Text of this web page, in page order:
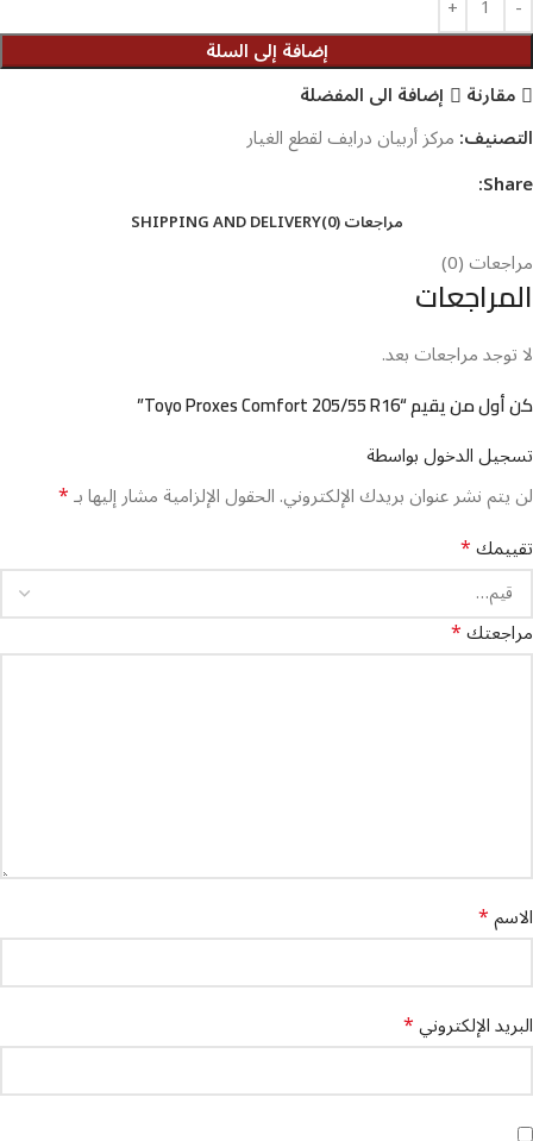
إضافة إلى السلة
مقارنة
إضافة الى المفضلة
التصنيف:مركز أربيان درايف لقطع الغيار
Share:
مراجعات (0) SHIPPING AND DELIVERY
مراجعات (0)
المراجعات
لا توجد مراجعات بعد.
كن أول من يقيم “Toyo Proxes Comfort 205/55 R16”
تسجيل الدخول بواسطة
لن يتم نشر عنوان بريدك الإلكتروني.الحقول الإلزامية مشار إليها بـ*
تقييمك*
مراجعتك*
الاسم*
البريد الإلكتروني*